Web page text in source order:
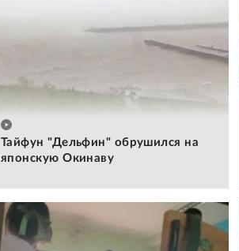
Тайфун "Дельфин" обрушился на
японскую Окинаву